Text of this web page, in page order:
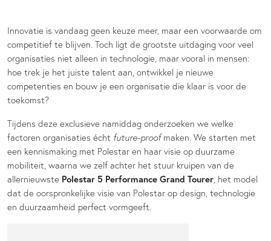
Innovatie is vandaag geen keuze meer, maar een voorwaarde om
competitief te blijven. Toch ligt de grootste uitdaging voor veel
organisaties niet alleen in technologie, maar vooral in mensen:
hoe trek je het juiste talent aan, ontwikkel je nieuwe
competenties en bouw je een organisatie die klaar is voor de
toekomst?
Tijdens deze exclusieve namiddag onderzoeken we welke
factoren organisaties écht future-proofmaken. We starten met
een kennismaking met Polestar en haar visie op duurzame
mobiliteit, waarna we zelf achter het stuur kruipen van de
allernieuwste Polestar 5 Performance Grand Tourer , het model
dat de oorspronkelijke visie van Polestar op design, technologie
en duurzaamheid perfect vormgeeft.